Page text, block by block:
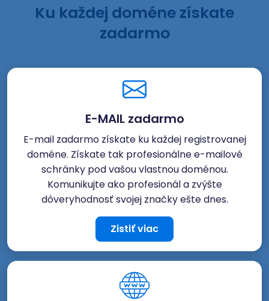
Ku každej doméne získate
zadarmo
E-MAIL zadarmo
E-mail zadarmo získate ku každej registrovanej
doméne. Získate tak profesionálne e-mailové
schránky pod vašou vlastnou doménou.
Komunikujte ako profesionál a zvýšte
dôveryhodnosť svojej značky ešte dnes.
Zistiť viac